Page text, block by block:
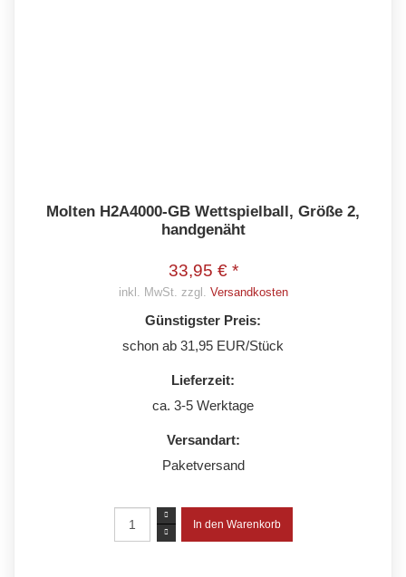
Molten H2A4000-GB Wettspielball, Größe 2,
handgenäht
33,95 € *
inkl. MwSt. zzgl. Versandkosten
Günstigster Preis:
schon ab 31,95 EUR/Stück
Lieferzeit:
ca. 3-5 Werktage
Versandart:
Paketversand